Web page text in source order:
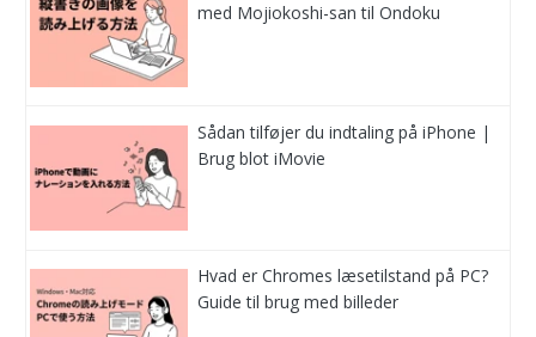
med Mojiokoshi-san til Ondoku
Sådan tilføjer du indtaling på iPhone |
Brug blot iMovie
Hvad er Chromes læsetilstand på PC?
Guide til brug med billeder